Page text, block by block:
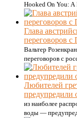
Hooked On You:
Глава
переговоров
Вальтер
переговоров с
Любителей
предупредили
из наиболее
воды —